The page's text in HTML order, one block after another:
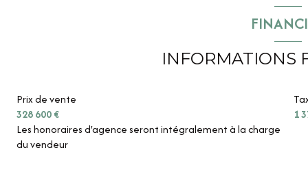
chambre
INFORMATIONS
Prix de vente
328 600 €
Les honoraires d'agence seront intégralement à la charge
du vendeur
1